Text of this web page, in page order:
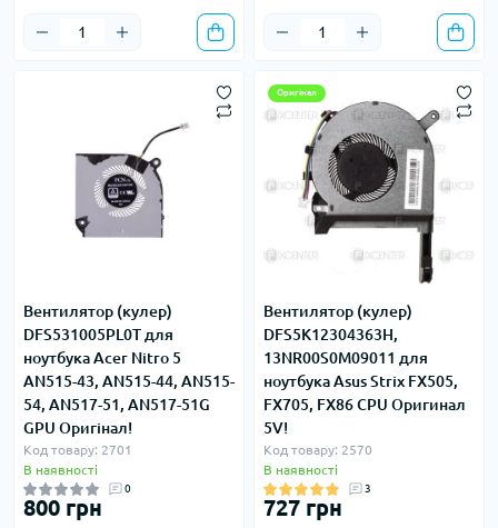
Вентилятор (кулер)
DFS531005PL0T для
ноутбука Acer Nitro 5
AN515-43, AN515-44, AN515-
54, AN517-51, AN517-51G
GPU Оригінал!
Код товару: 2701
В наявності
0
800 грн
Оригінал
Вентилятор (кулер)
DFS5K12304363H,
13NR00S0M09011 для
ноутбука Asus Strix FX505,
FX705, FX86 CPU Оригинал
5V!
Код товару: 2570
В наявності
3
727 грн